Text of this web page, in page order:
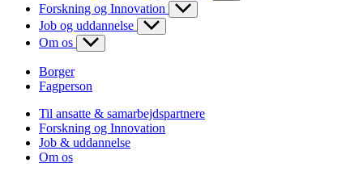
Forskning og Innovation
Job og uddannelse
Om os
Borger
Fagperson
Til ansatte & samarbejdspartnere
Forskning og Innovation
Job & uddannelse
Om os